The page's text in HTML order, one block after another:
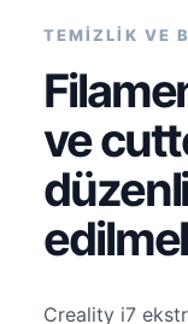
TEMİZLİK VE
ve
Creality i7